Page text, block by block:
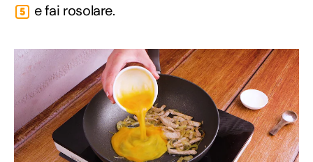
5 e fai rosolare.